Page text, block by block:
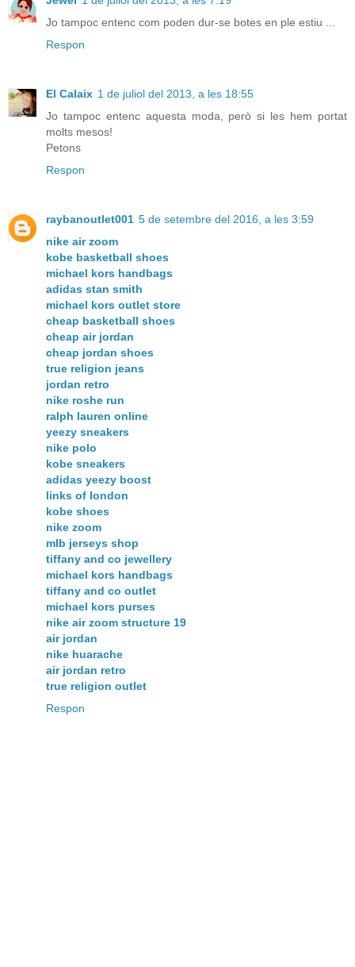
Jo tampoc entenc com poden dur-se botes en ple estiu ...
Respon
El Calaix 1 de juliol del 2013, a les 18:55
Jo tampoc entenc aquesta moda, però si les hem portat
molts mesos!
Petons
Respon
raybanoutlet001 5 de setembre del 2016, a les 3:59
nike air zoom
kobe basketball shoes
michael kors handbags
adidas stan smith
michael kors outlet store
cheap basketball shoes
cheap air jordan
cheap jordan shoes
true religion jeans
jordan retro
nike roshe run
ralph lauren online
yeezy sneakers
nike polo
kobe sneakers
adidas yeezy boost
links of london
kobe shoes
nike zoom
mlb jerseys shop
tiffany and co jewellery
michael kors handbags
tiffany and co outlet
michael kors purses
nike air zoom structure 19
air jordan
nike huarache
air jordan retro
true religion outlet
Respon